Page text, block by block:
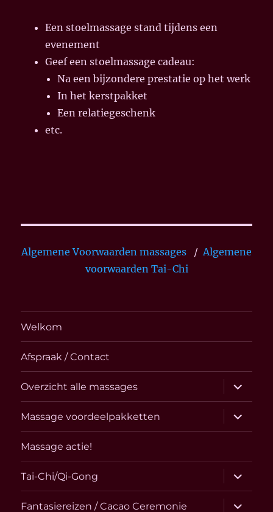
Een stoelmassage stand tijdens een
evenement
Geef een stoelmassage cadeau:
Na een bijzondere prestatie op het werk
In het kerstpakket
Een relatiegeschenk
etc.
Algemene Voorwaarden massages /Algemene
voorwaarden Tai-Chi
Welkom
Afspraak / Contact
Overzicht alle massages
Massage voordeelpakketten
Massage actie!
Tai-Chi/Qi-Gong
Fantasiereizen / Cacao Ceremonie